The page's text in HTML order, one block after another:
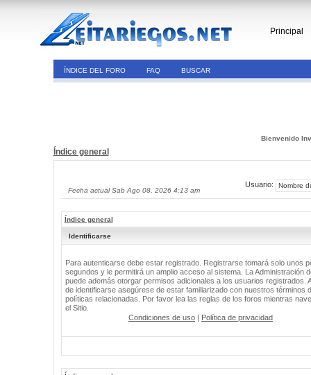
Principal
ÍNDICE DEL FORO FAQ BUSCAR
Bienvenido
Índice general
Fecha actual Sab Ago 08, 2026 4:13 am
Usuario:
Índice general
Identificarse
Para autenticarse debe estar registrado. Registrarse tomará solo unos
segundos y le permitirá un amplio acceso al sistema. La Administración
puede además otorgar permisos adicionales a los usuarios registrados.
de identificarse asegúrese de estar familiarizado con nuestros términos
políticas relacionadas. Por favor lea las reglas de los foros mientras
el Sitio.
Condiciones de uso | Política de privacidad